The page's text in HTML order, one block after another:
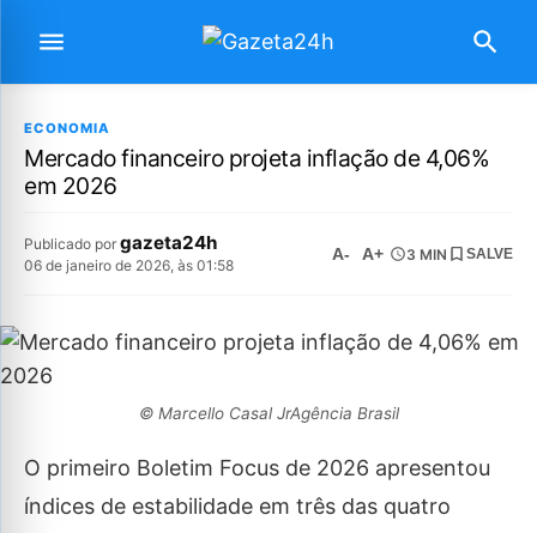
ECONOMIA
Mercado financeiro projeta inflação de 4,06%
em 2026
Publicado por gazeta24h
06 de janeiro de 2026, às 01:58
A- A+ 3 MIN SALVE
© Marcello Casal JrAgência Brasil
O primeiro Boletim Focus de 2026 apresentou
índices de estabilidade em três das quatro